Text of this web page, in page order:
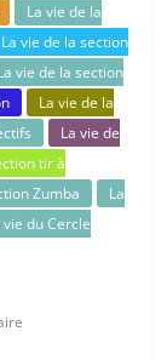
La vie de la
La vie de la section
vie de la section
La vie de la
La vie de
tir à
Zumba
La
vie du Cercle